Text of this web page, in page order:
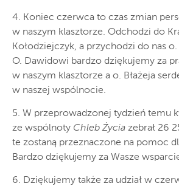
4. Koniec czerwca to czas zmian
w naszym klasztorze. Odchodzi do
Kołodziejczyk, a przychodzi do nas o.
O. Dawidowi bardzo dziękujemy za
w naszym klasztorze a o. Błażeja
w naszej wspólnocie.
5. W przeprowadzonej tydzień temu
ze wspólnoty Chleb Życia zebrał 26
te zostaną przeznaczone na pomoc
Bardzo dziękujemy za Wasze
6. Dziękujemy także za udział w